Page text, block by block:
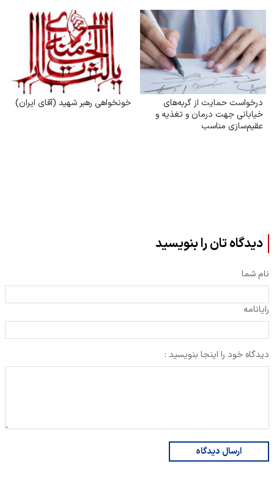
حقوقی به اعتراضات مرتبط
درخواست حمایت از گربه‌های
خیابانی جهت درمان و تغذیه و
عقیم‌سازی مناسب
خونخواهی رهبر شهید (آقای ایران)
دیدگاه تان را بنویسید
نام شما
رایانامه
دیدگاه خود را اینجا بنویسید :
ارسال دیدگاه